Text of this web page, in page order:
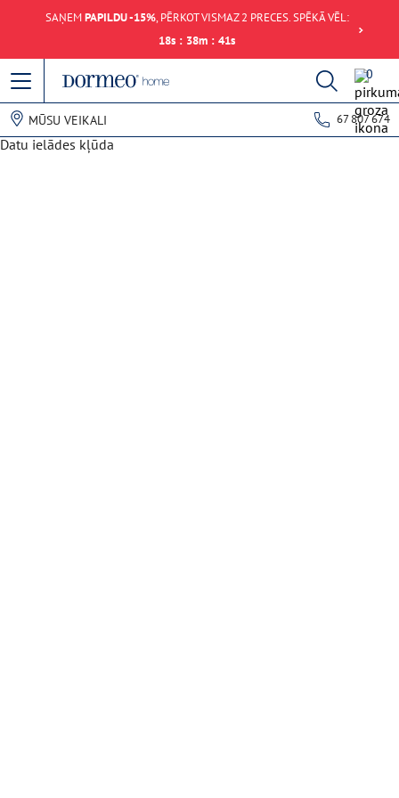
SAŅEMPAPILDU -15%, PĒRKOT VISMAZ 2 PRECES. SPĒKĀ VĒL:
18s : 38m : 41s
0
MŪSU VEIKALI 67 807 674
Datu ielādes kļūda